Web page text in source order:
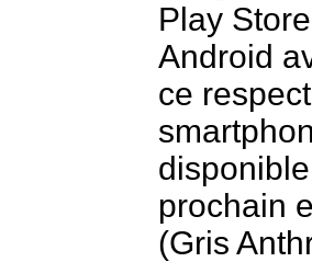
Play
Android
ce
prochain
(Gris